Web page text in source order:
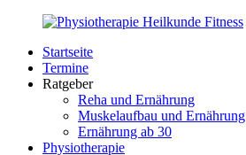
Zurück
Inhalt
PhysioMed-
Fit.de
Gesundheit
Startseite
Termine
Ratgeber
Reha und Ernährung
Muskelaufbau und Ernährung
Ernährung ab 30
Physiotherapie